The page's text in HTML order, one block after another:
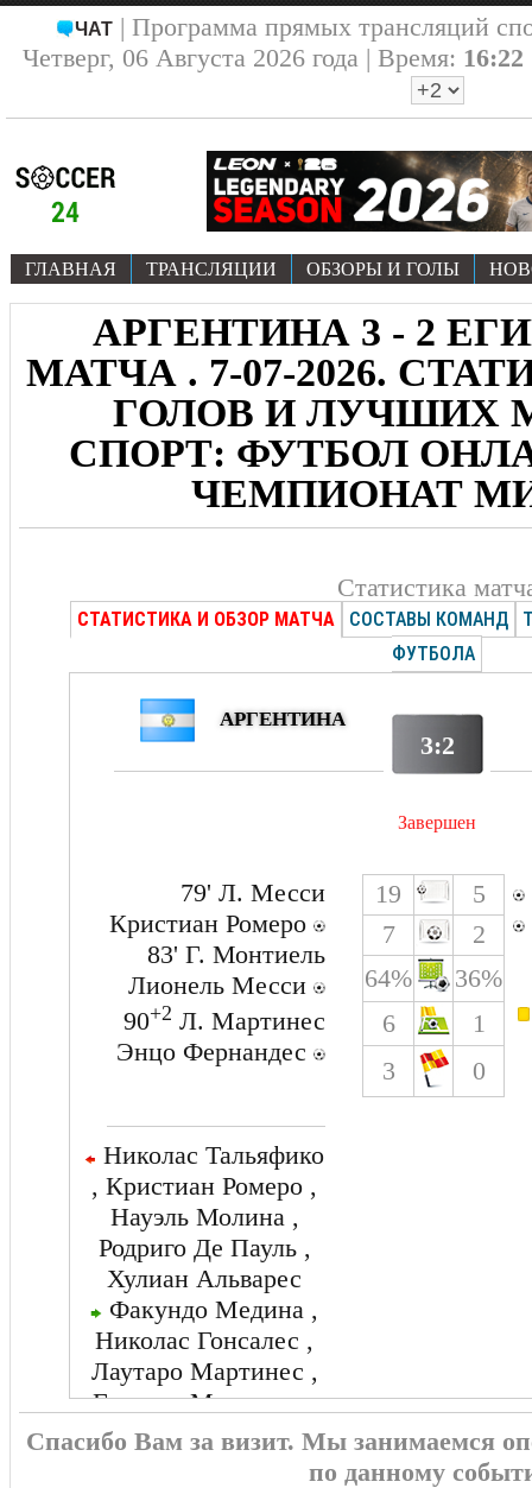
ЧАТ| Программа прямых трансляций
Четверг, 06 Августа 2026 года | Время: 16:22
ГЛАВНАЯ ТРАНСЛЯЦИИ ОБЗОРЫ И ГОЛЫ
АРГЕНТИНА 3 - 2
МАТЧА . 7-07-2026.
ГОЛОВ И ЛУЧШИХ
СПОРТ: ФУТБОЛ
ЧЕМПИОНАТ
Статистика
СТАТИСТИКА И ОБЗОР МАТЧА СОСТАВЫ КОМАНД
ФУТБОЛА
АРГЕНТИНА
3:2
Завершен
79' Л. Месси
Кристиан Ромеро
83' Г. Монтиель
Лионель Месси
90+2 Л. Мартинес
Энцо Фернандес
Николас Тальяфико
, Кристиан Ромеро ,
Науэль Молина ,
Родриго Де Пауль ,
Хулиан Альварес
Факундо Медина ,
Николас Гонсалес ,
Лаутаро Мартинес ,
Гонсало Монтиель ,
Николас Отаменди
19
5
7
2
64%
36%
6
1
3
0
Спасибо Вам за визит. Мы занимаемся
по данному